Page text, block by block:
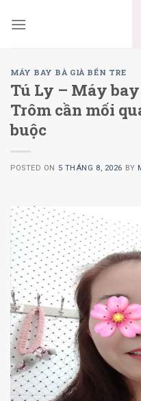
MÁY BAY BÀ GIÀ BẾN TRE
Tú Ly – Máy
Trôm cần mối
buộc
POSTED ON 5 THÁNG 8, 2026 BY